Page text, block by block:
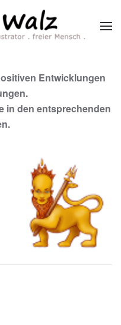
Entwicklungen
in den entsprechenden